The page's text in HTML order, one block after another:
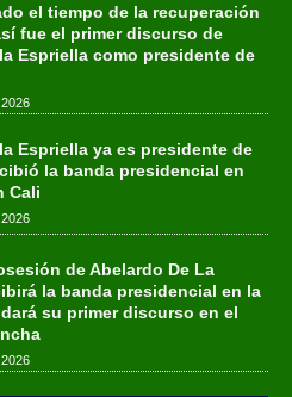
el tiempo de la recuperación
fue el primer discurso de
Espriella como presidente de
Espriella ya es presidente de
la banda presidencial en
Cali
de Abelardo De La
la banda presidencial en la
su primer discurso en el